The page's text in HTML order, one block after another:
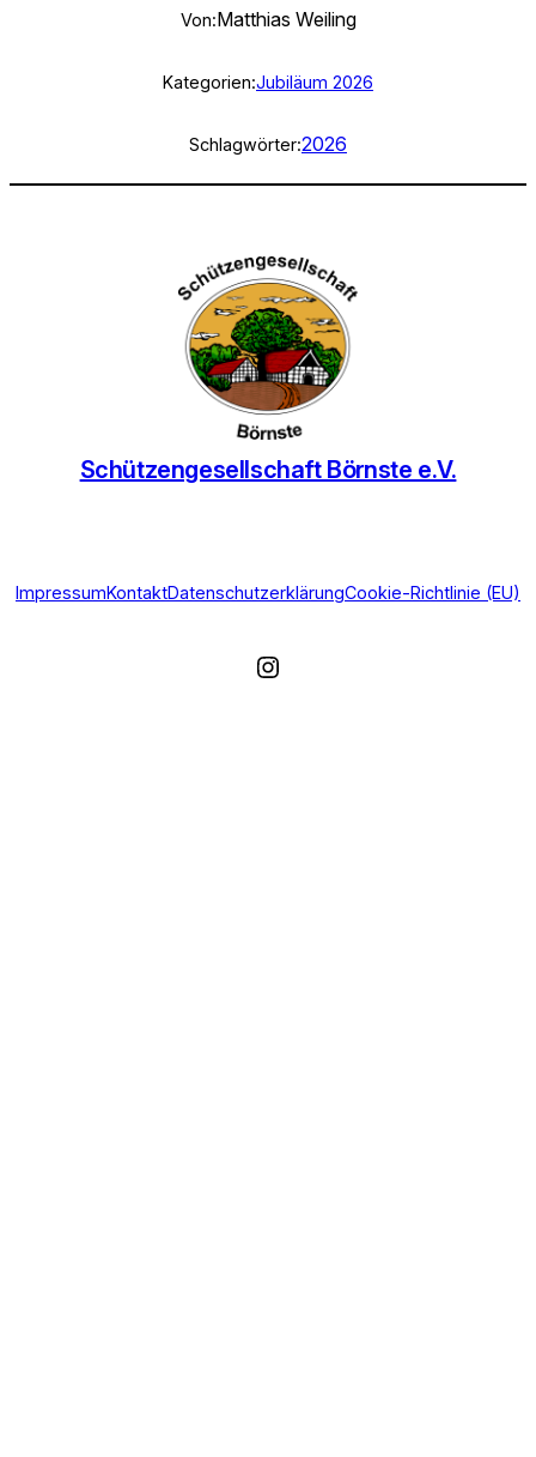
Von:Matthias Weiling
Kategorien:Jubiläum 2026
Schlagwörter:2026
Schützengesellschaft Börnste e.V.
ImpressumKontaktDatenschutzerklärungCookie-Richtlinie (EU)
Instagram